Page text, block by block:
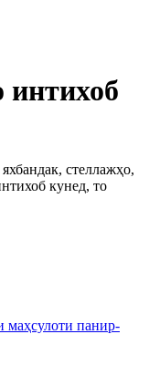
интихоб
стеллажҳо,
кунед, то
маҳсулоти панир-